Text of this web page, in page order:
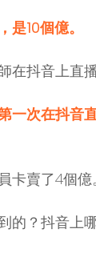
10個億。
抖音上直
一次在抖音
賣了4個億。
的？抖音上